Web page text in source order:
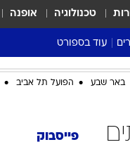
טכנולוגיה אופנה
עוד בספורט
מונדיאל 2026
NBA
פודקאסטים
באר שבע הפועל תל אביב
פייסבוק